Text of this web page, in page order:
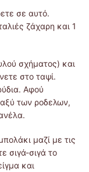
σε αυτό.
ζάχαρη και 1
σχήματος) και
στο ταψί.
Αφού
των ροδελων,
μαζί με τις
σιγά-σιγά το
και